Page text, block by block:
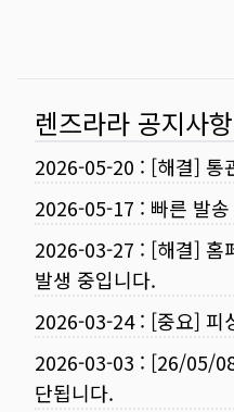
렌즈라라 공지사항
2026-05-20 : [해결] 통
2026-05-17 : 빠른 발
2026-03-27 : [해결] 홈
발생 중입니다.
2026-03-24: [중요] 피
2026-03-03 : [26/05/
단됩니다.